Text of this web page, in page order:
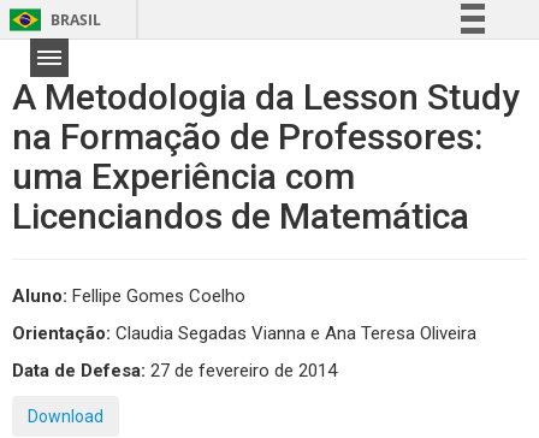
BRASIL
Comunica BR
Participe
Acesso à informação
Legislação
A Metodologia da Lesson Study
na Formação de Professores:
uma Experiência com
Licenciandos de Matemática
Aluno: Fellipe Gomes Coelho
Orientação: Claudia Segadas Vianna e Ana Teresa Oliveira
Data de Defesa: 27 de fevereiro de 2014
Download